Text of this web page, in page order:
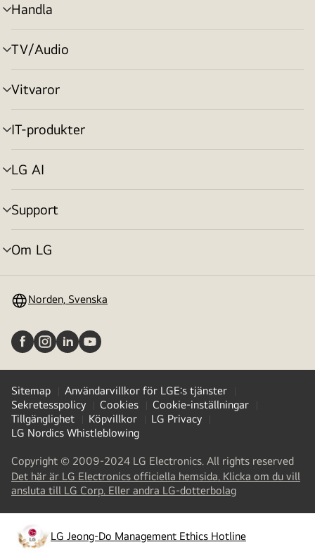
Handla
menyväxling
TV/Audio
menyväxling
Vitvaror
menyväxling
IT-produkter
menyväxling
LG AI
menyväxling
Support
menyväxling
Om LG
menyväxling
Norden, Svenska
Sitemap
Användarvillkor för LGE:s tjänster
Sekretesspolicy
Cookies
Cookie-inställningar
Tillgänglighet
Köpvillkor
LG Privacy
LG Nordics Whistleblowing
Copyright © 2009-2024 LG Electronics. All rights reserved
Det här är LG Electronics officiella hemsida. Klicka om du vill
ansluta till LG Corp. Eller andra LG-dotterbolag(
a
new
tab
LG Jeong-Do Management Ethics Hotline
opens